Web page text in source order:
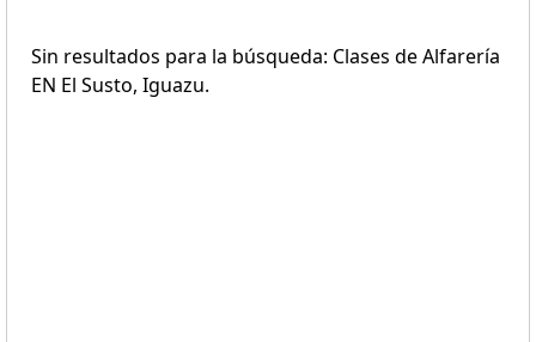
Sin resultados para la búsqueda: Clases de Alfarería
EN El Susto, Iguazu.